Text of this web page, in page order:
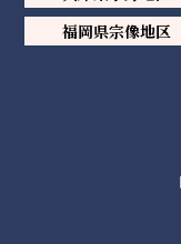
福岡県宗像地区